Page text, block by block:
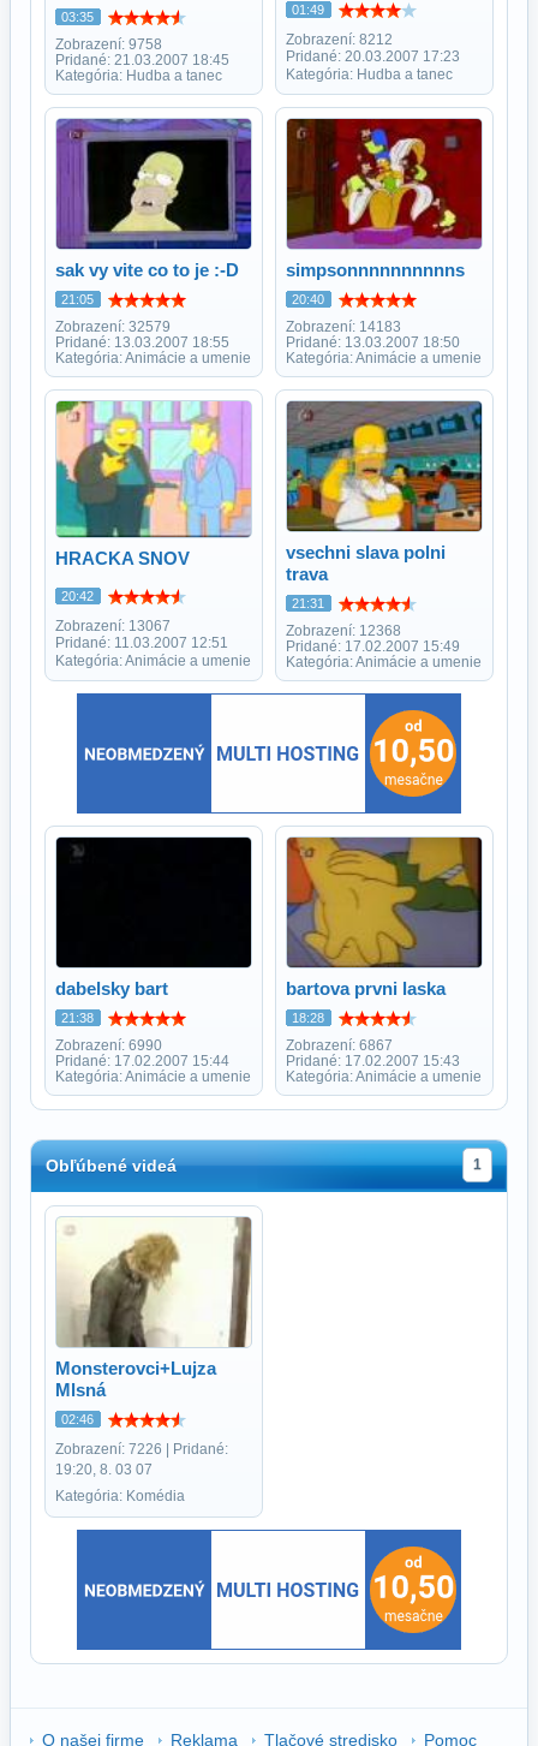
03:35
Zobrazení: 9758
Pridané: 21.03.2007 18:45
Kategória: Hudba a tanec
01:49
Zobrazení: 8212
Pridané: 20.03.2007 17:23
Kategória: Hudba a tanec
sak vy vite co to je :-D
21:05
Zobrazení: 32579
Pridané: 13.03.2007 18:55
Kategória: Animácie a umenie
simpsonnnnnnnnnns
20:40
Zobrazení: 14183
Pridané: 13.03.2007 18:50
Kategória: Animácie a umenie
HRACKA SNOV
20:42
Zobrazení: 13067
Pridané: 11.03.2007 12:51
Kategória: Animácie a umenie
vsechni slava polni
trava
21:31
Zobrazení: 12368
Pridané: 17.02.2007 15:49
Kategória: Animácie a umenie
dabelsky bart
21:38
Zobrazení: 6990
Pridané: 17.02.2007 15:44
Kategória: Animácie a umenie
bartova prvni laska
18:28
Zobrazení: 6867
Pridané: 17.02.2007 15:43
Kategória: Animácie a umenie
Obľúbené videá 1
Monsterovci+Lujza
Mlsná
02:46
Zobrazení: 7226 | Pridané:
19:20, 8. 03 07
Kategória: Komédia
O našej firme Reklama Tlačové stredisko Pomoc